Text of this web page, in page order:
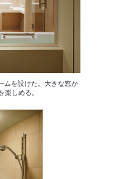
ムを設けた。大きな窓か
楽しめる。